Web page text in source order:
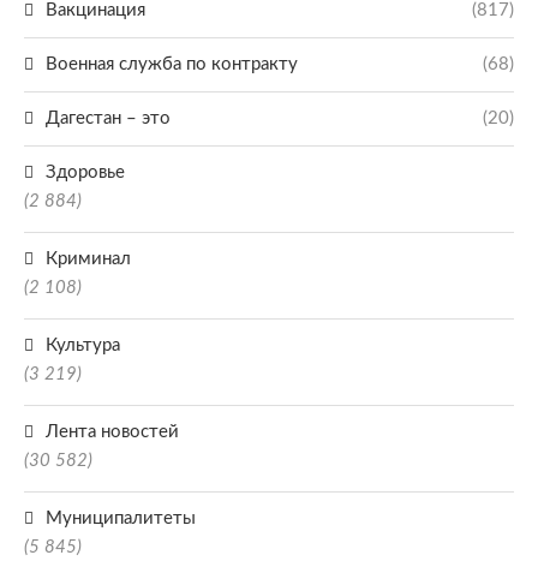
Вакцинация (817)
Военная служба по контракту (68)
Дагестан – это (20)
Здоровье
(2 884)
Криминал
(2 108)
Культура
(3 219)
Лента новостей
(30 582)
Муниципалитеты
(5 845)